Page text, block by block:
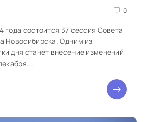
0
года состоится 37 сессия Совета
Новосибирска. Одним из
дня станет внесение изменений